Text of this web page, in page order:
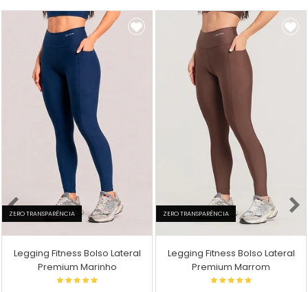
ZERO TRANSPARÊNCIA
Legging Fitness Bolso Lateral
Premium Marinho
ZERO TRANSPARÊNCIA
Legging Fitness Bolso Lateral
Premium Marrom